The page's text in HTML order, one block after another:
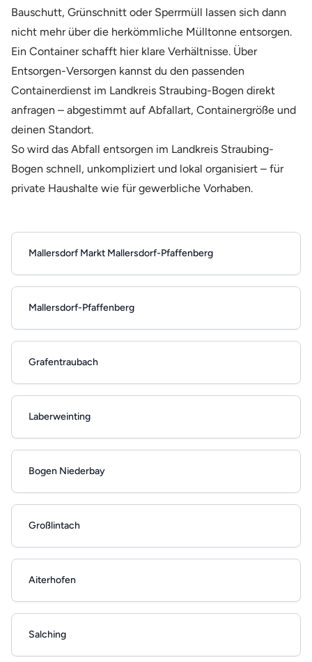
Bauschutt, Grünschnitt oder Sperrmüll lassen sich dann
nicht mehr über die herkömmliche Mülltonne entsorgen.
Ein Container schafft hier klare Verhältnisse. Über
Entsorgen-Versorgen kannst du den passenden
Containerdienst im Landkreis Straubing-Bogen direkt
anfragen – abgestimmt auf Abfallart, Containergröße und
deinen Standort.
So wird das Abfall entsorgen im Landkreis Straubing-
Bogen schnell, unkompliziert und lokal organisiert – für
private Haushalte wie für gewerbliche Vorhaben.
Mallersdorf Markt Mallersdorf-Pfaffenberg
Mallersdorf-Pfaffenberg
Grafentraubach
Laberweinting
Bogen Niederbay
Großlintach
Aiterhofen
Salching